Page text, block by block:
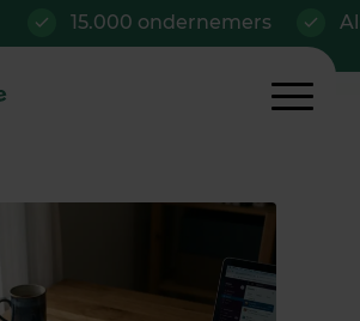
15.000 ondernemers Al